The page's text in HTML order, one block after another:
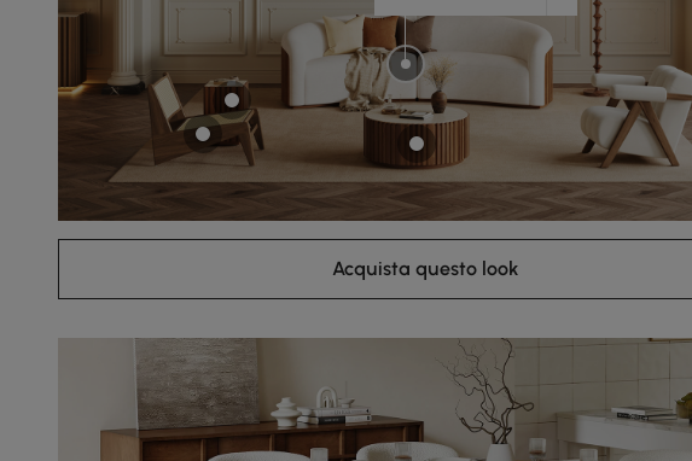
Acquista questo look